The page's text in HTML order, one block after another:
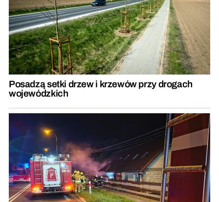
Posadzą setki drzew i krzewów przy drogach
wojewódzkich